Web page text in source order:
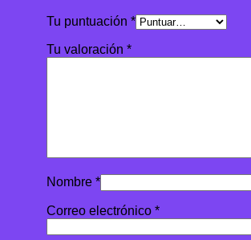
Tu puntuación *
Tu valoración *
Nombre *
Correo electrónico *